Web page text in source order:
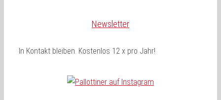
Newsletter
In Kontakt bleiben. Kostenlos 12 x pro Jahr!